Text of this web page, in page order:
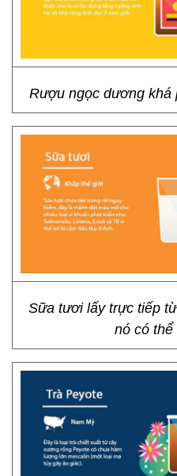
Rượu ngọc dương khá
Sữa tươi lấy trực tiếp
nó có thể